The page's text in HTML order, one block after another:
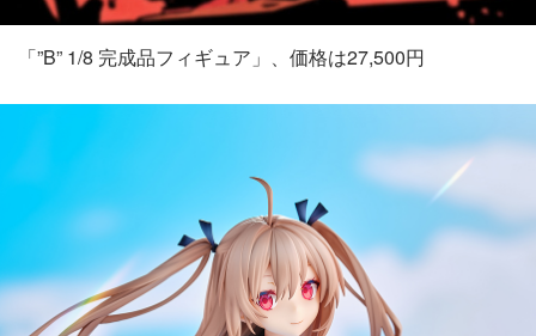
「”B” 1/8 完成品フィギュア」、価格は27,500円